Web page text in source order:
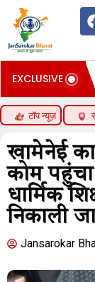
EXCLUSIVE
Hike
टॉप न्यूज़
खामेनेई का
कोम
धार्मिक
निकाली
Jansarokar